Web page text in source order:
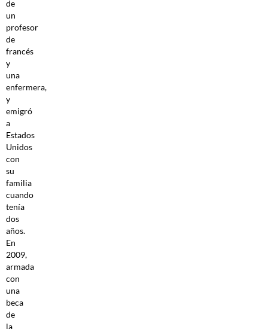
de
un
profesor
de
francés
y
una
enfermera,
y
emigró
a
Estados
Unidos
con
su
familia
cuando
tenía
dos
años.
En
2009,
armada
con
una
beca
de
la